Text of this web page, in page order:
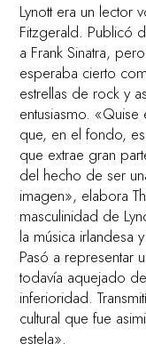
Lynott era un lector
Fitzgerald. Publicó
a Frank Sinatra,
esperaba cierto
estrellas de rock y
entusiasmo.
que, en el fondo,
que extrae gran
del hecho de ser
imagen», elabora
masculinidad de
la música irlandesa
Pasó a representar
todavía aquejado
inferioridad.
cultural que fue
estela».